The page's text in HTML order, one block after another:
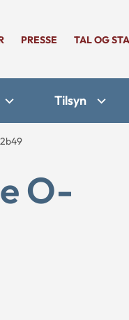
PRESSE TAL OG
Tilsyn
O-